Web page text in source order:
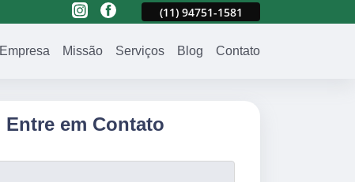
2023-3371 (11) 94751-1581
Empresa Missão Serviços Blog Contato
Entre em Contato